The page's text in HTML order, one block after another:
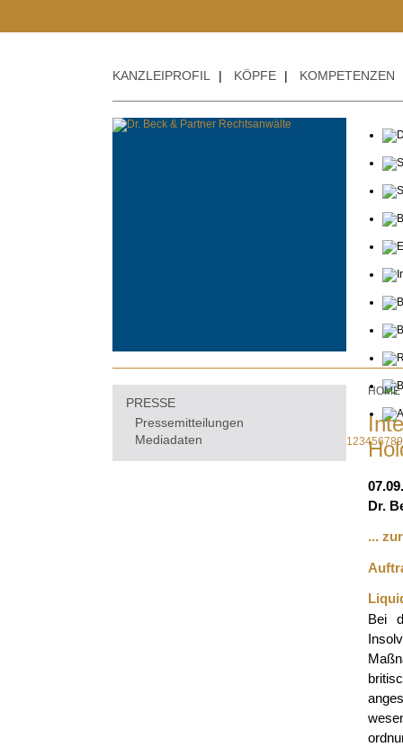
KANZLEIPROFIL | KÖPFE | KOMPETENZEN
123456789
PRESSE
Pressemitteilungen
Mediadaten
HOME
Dr.
...
Bei